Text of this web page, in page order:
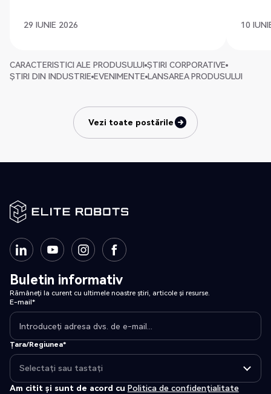
29 IUNIE 2026 10
CARACTERISTICI ALE PRODUSULUI ȘTIRI CORPORATIVE
ȘTIRI DIN INDUSTRIE EVENIMENTE LANSAREA PRODUSULUI
Vezi toate postările
Vezi toate postările
Buletin informativ
Rămâneți la curent cu ultimele noastre știri, articole și resurse.
E-mail*
Țara/Regiunea*
Am citit și sunt de acord cu Politica de confidențialitate